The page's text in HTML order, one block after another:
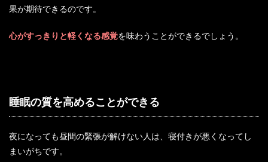
果が期待できるのです。
心がすっきりと軽くなる感覚を味わうことができるでしょう。
睡眠の質を高めることができる
夜になっても昼間の緊張が解けない人は、寝付きが悪くなってし
まいがちです。